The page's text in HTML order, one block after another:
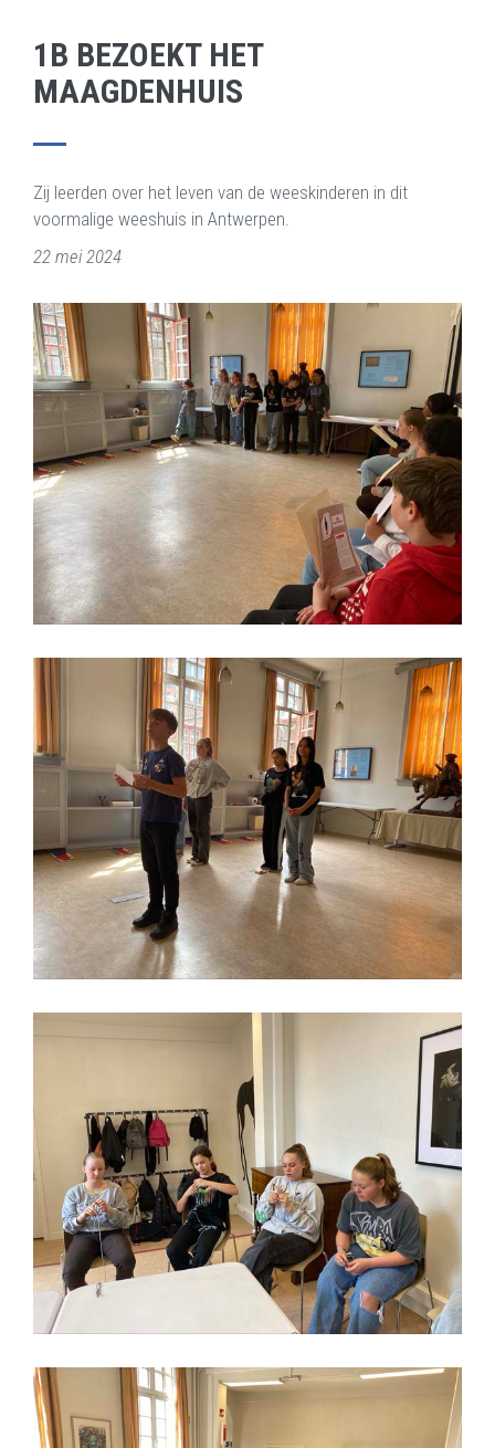
1B BEZOEKT HET
MAAGDENHUIS
Zij leerden over het leven van de weeskinderen in dit
voormalige weeshuis in Antwerpen.
22 mei 2024